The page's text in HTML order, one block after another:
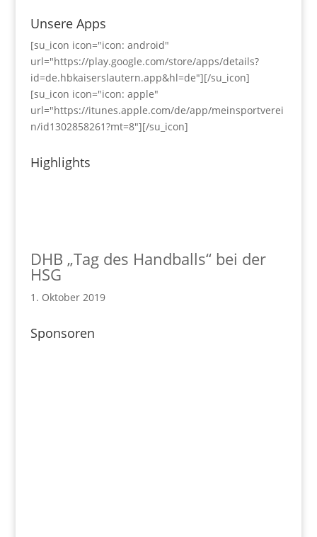
Unsere Apps
[su_icon icon="icon: android"
url="https://play.google.com/store/apps/details?
id=de.hbkaiserslautern.app&hl=de"][/su_icon]
[su_icon icon="icon: apple"
url="https://itunes.apple.com/de/app/meinsportverei
n/id1302858261?mt=8"][/su_icon]
Highlights
DHB „Tag des Handballs“ bei der
HSG
1. Oktober 2019
Sponsoren